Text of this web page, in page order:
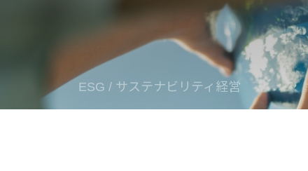
応用デバイス
導入事例
技術情報
Blog
Gaming
カスタマ
ESG / サステナビリティ経営